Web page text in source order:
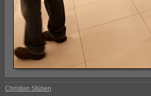
Christian Stüben